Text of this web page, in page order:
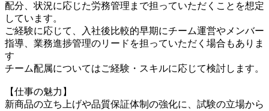
配分、状況に応じた労務管理まで担っていただくことを想定
しています。
ご経験に応じて、入社後比較的早期にチーム運営やメンバー
指導、業務進捗管理のリードを担っていただく場合もありま
す
チーム配属についてはご経験・スキルに応じて検討します。
【仕事の魅力】
新商品の立ち上げや品質保証体制の強化に、試験の立場から